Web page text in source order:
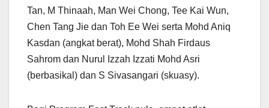
Tan, M Thinaah, Man Wei Chong, Tee Kai Wun,
Chen Tang Jie dan Toh Ee Wei serta Mohd Aniq
Kasdan (angkat berat), Mohd Shah Firdaus
Sahrom dan Nurul Izzah Izzati Mohd Asri
(berbasikal) dan S Sivasangari (skuasy).